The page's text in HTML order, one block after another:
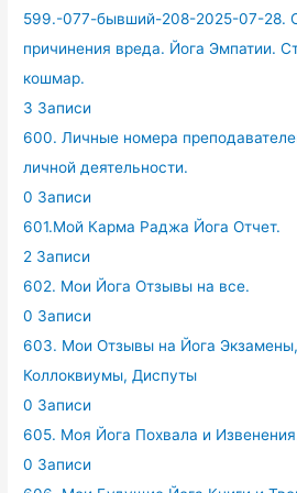
599.-077-бывший-208-2025-07-28.
причинения вреда. Йога Эмпатии.
кошмар.
3 Записи
600. Личные номера
личной деятельности.
0 Записи
601.Мой Карма Раджа Йога Отчет.
2 Записи
602. Мои Йога Отзывы на все.
0 Записи
603. Мои Отзывы на Йога
Коллоквиумы, Диспуты
0 Записи
605. Моя Йога Похвала и
0 Записи